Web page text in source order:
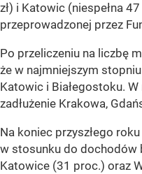
zł) i Katowic (niespełna
przeprowadzonej przez
Po przeliczeniu na liczbę
że w najmniejszym
Katowic i Białegostoku.
zadłużenie Krakowa,
Na koniec przyszłego
w stosunku do dochodów
Katowice (31 proc.) oraz